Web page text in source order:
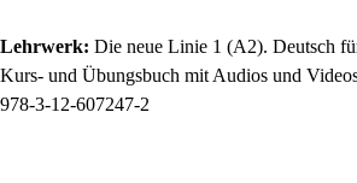
Lehrwerk: Die neue Linie 1 (A2). Deutsch
Kurs- und Übungsbuch mit Audios und
978-3-12-607247-2